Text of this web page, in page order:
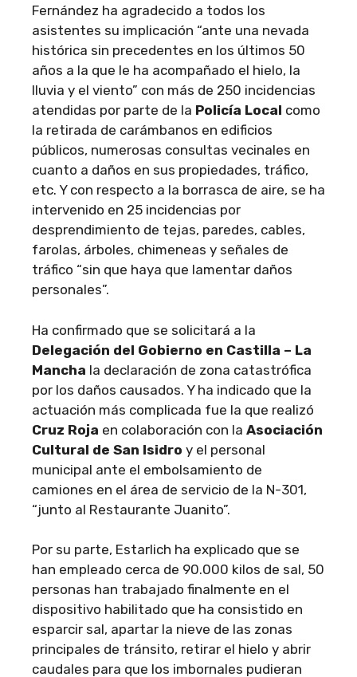
Fernández ha agradecido a todos los
asistentes su implicación “ante una nevada
histórica sin precedentes en los últimos 50
años a la que le ha acompañado el hielo, la
lluvia y el viento” con más de 250 incidencias
atendidas por parte de la Policía Local como
la retirada de carámbanos en edificios
públicos, numerosas consultas vecinales en
cuanto a daños en sus propiedades, tráfico,
etc. Y con respecto a la borrasca de aire, se ha
intervenido en 25 incidencias por
desprendimiento de tejas, paredes, cables,
farolas, árboles, chimeneas y señales de
tráfico “sin que haya que lamentar daños
personales”.
Ha confirmado que se solicitará a la
Delegación del Gobierno en Castilla – La
Mancha la declaración de zona catastrófica
por los daños causados. Y ha indicado que la
actuación más complicada fue la que realizó
Cruz Roja en colaboración con la Asociación
Cultural de San Isidro y el personal
municipal ante el embolsamiento de
camiones en el área de servicio de la N-301,
“junto al Restaurante Juanito”.
Por su parte, Estarlich ha explicado que se
han empleado cerca de 90.000 kilos de sal, 50
personas han trabajado finalmente en el
dispositivo habilitado que ha consistido en
esparcir sal, apartar la nieve de las zonas
principales de tránsito, retirar el hielo y abrir
caudales para que los imbornales pudieran